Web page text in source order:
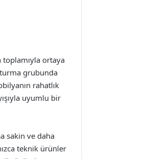
toplamıyla ortaya
grubunda
rahatlık
uyumlu bir
sakin ve daha
teknik ürünler